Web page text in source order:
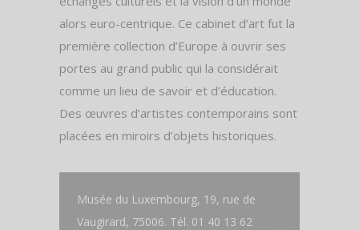
alors euro-centrique. Ce cabinet d’art fut la
première collection d’Europe à ouvrir ses
portes au grand public qui la considérait
comme un lieu de savoir et d’éducation.
Des œuvres d’artistes contemporains sont
placées en miroirs d’objets historiques.
Musée du Luxembourg, 19, rue de
Vaugirard, 75006. Tél. 01 40 13 62